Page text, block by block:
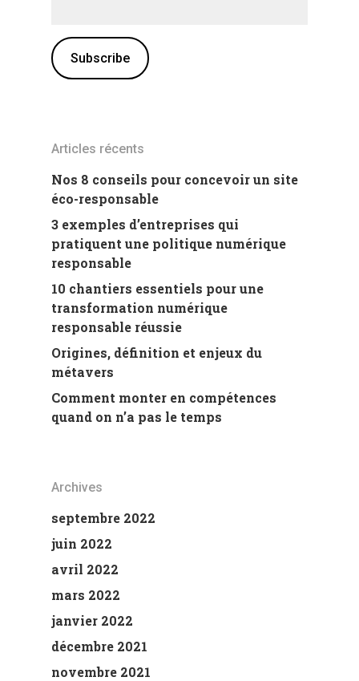
Articles récents
Nos 8 conseils pour concevoir un site
éco-responsable
3 exemples d’entreprises qui
pratiquent une politique numérique
responsable
10 chantiers essentiels pour une
transformation numérique
responsable réussie
Origines, définition et enjeux du
métavers
Comment monter en compétences
quand on n’a pas le temps
Archives
septembre 2022
juin 2022
avril 2022
mars 2022
janvier 2022
décembre 2021
novembre 2021